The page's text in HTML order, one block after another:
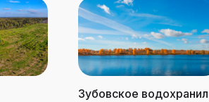
Зубовское